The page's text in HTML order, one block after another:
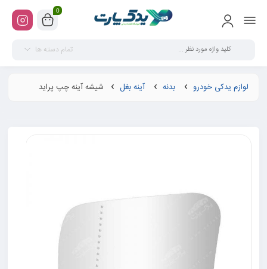
0
تمام دسته ها
لوازم یدکی خودرو بدنه آینه بغل شیشه آینه چپ پراید